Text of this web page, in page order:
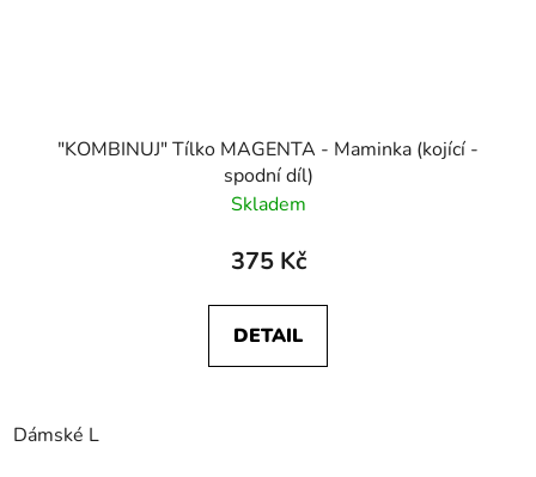
"KOMBINUJ" Tílko MAGENTA - Maminka (kojící -
spodní díl)
Skladem
375 Kč
DETAIL
Dámské L